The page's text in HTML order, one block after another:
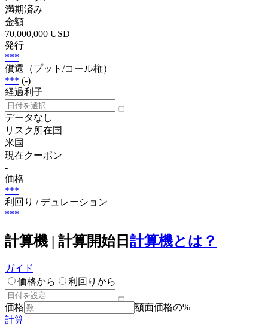
満期済み
金額
70,000,000 USD
発行
***
償還（プット/コール権）
*** (-)
経過利子
データなし
リスク所在国
米国
現在クーポン
-
価格
***
利回り / デュレーション
***
計算機 | 計算開始日 計算機とは？
ガイド
価格から
利回りから
価格
額面価格の%
計算